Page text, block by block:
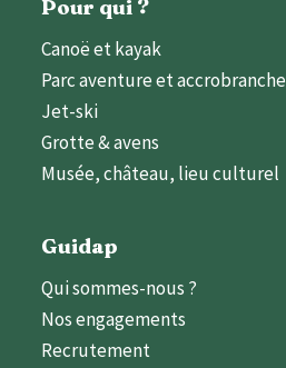
Pour qui ?
Canoë et kayak
Parc aventure et accrobranche
Jet-ski
Grotte & avens
Musée, château, lieu culturel
Guidap
Qui sommes-nous ?
Nos engagements
Recrutement